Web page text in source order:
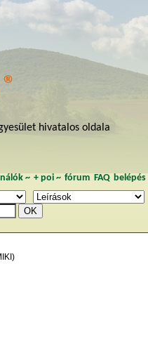
hivatalos oldala
~ + poi~ fórum FAQ belépés